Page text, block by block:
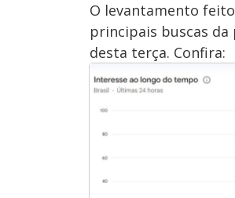
O levantamento
principais buscas
desta terça. Confira: